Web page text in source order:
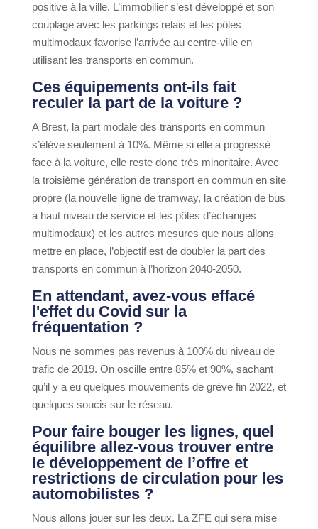
positive à la ville. L’immobilier s’est développé et son
couplage avec les parkings relais et les pôles
multimodaux favorise l’arrivée au centre-ville en
utilisant les transports en commun.
Ces équipements ont-ils fait
reculer la part de la voiture ?
A Brest, la part modale des transports en commun
s’élève seulement à 10%. Même si elle a progressé
face à la voiture, elle reste donc très minoritaire. Avec
la troisième génération de transport en commun en site
propre (la nouvelle ligne de tramway, la création de bus
à haut niveau de service et les pôles d’échanges
multimodaux) et les autres mesures que nous allons
mettre en place, l’objectif est de doubler la part des
transports en commun à l’horizon 2040-2050.
En attendant, avez-vous effacé
l'effet du Covid sur la
fréquentation ?
Nous ne sommes pas revenus à 100% du niveau de
trafic de 2019. On oscille entre 85% et 90%, sachant
qu’il y a eu quelques mouvements de grève fin 2022, et
quelques soucis sur le réseau.
Pour faire bouger les lignes, quel
équilibre allez-vous trouver entre
le développement de l’offre et
restrictions de circulation pour les
automobilistes ?
Nous allons jouer sur les deux. La ZFE qui sera mise